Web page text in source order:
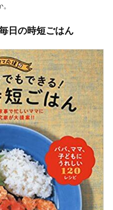
日の時短ごはん